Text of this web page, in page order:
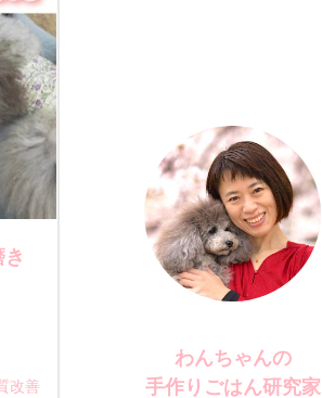
改善
わんちゃんの
手作りごはん研究家